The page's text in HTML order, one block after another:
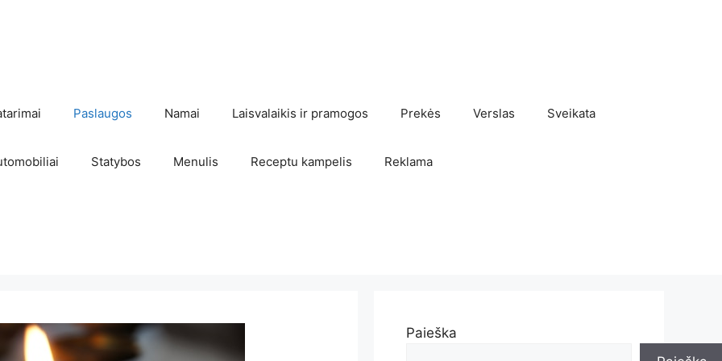
Paslaugos Namai Laisvalaikis ir pramogos Prekės Verslas Sveikata
Statybos Menulis Receptu kampelis Reklama
Paieška